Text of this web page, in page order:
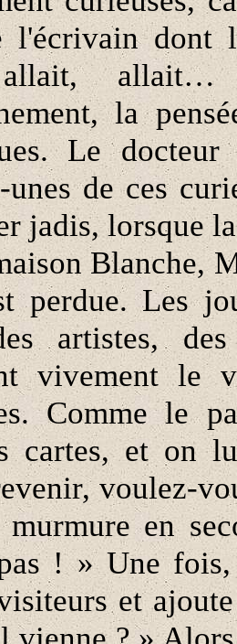
l'écrivain dont
allait…
la
Le
unes de ces
jadis, lorsque
Blanche,
perdue. Les
artistes,
vivement le
Comme le
cartes, et on
voulez-
murmure en
! » Une
et